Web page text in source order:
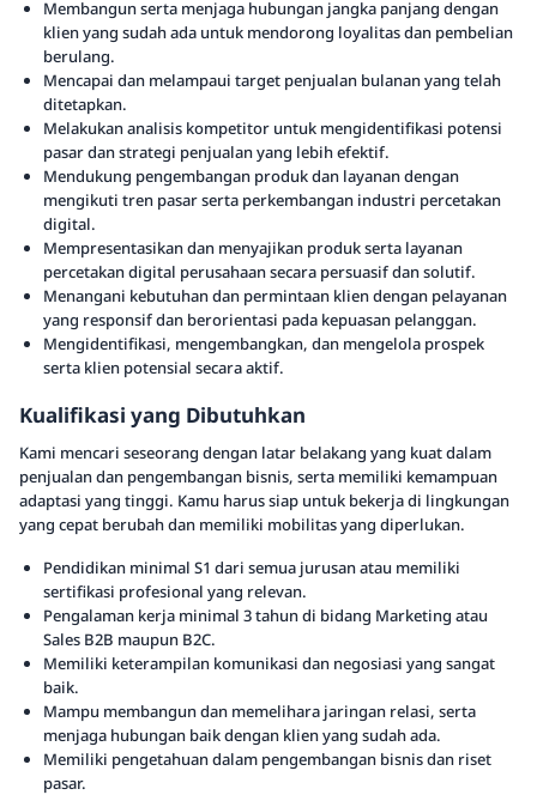
Membangun serta menjaga hubungan jangka panjang dengan
klien yang sudah ada untuk mendorong loyalitas dan pembelian
berulang.
Mencapai dan melampaui target penjualan bulanan yang telah
ditetapkan.
Melakukan analisis kompetitor untuk mengidentifikasi potensi
pasar dan strategi penjualan yang lebih efektif.
Mendukung pengembangan produk dan layanan dengan
mengikuti tren pasar serta perkembangan industri percetakan
digital.
Mempresentasikan dan menyajikan produk serta layanan
percetakan digital perusahaan secara persuasif dan solutif.
Menangani kebutuhan dan permintaan klien dengan pelayanan
yang responsif dan berorientasi pada kepuasan pelanggan.
Mengidentifikasi, mengembangkan, dan mengelola prospek
serta klien potensial secara aktif.
Kualifikasi yang Dibutuhkan
Kami mencari seseorang dengan latar belakang yang kuat dalam
penjualan dan pengembangan bisnis, serta memiliki kemampuan
adaptasi yang tinggi. Kamu harus siap untuk bekerja di lingkungan
yang cepat berubah dan memiliki mobilitas yang diperlukan.
Pendidikan minimal S1 dari semua jurusan atau memiliki
sertifikasi profesional yang relevan.
Pengalaman kerja minimal 3 tahun di bidang Marketing atau
Sales B2B maupun B2C.
Memiliki keterampilan komunikasi dan negosiasi yang sangat
baik.
Mampu membangun dan memelihara jaringan relasi, serta
menjaga hubungan baik dengan klien yang sudah ada.
Memiliki pengetahuan dalam pengembangan bisnis dan riset
pasar.